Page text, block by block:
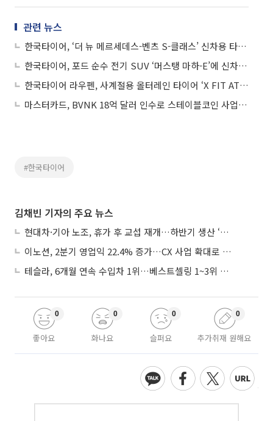
관련 뉴스
한국타이어, ‘더 뉴 메르세데스-벤츠 S-클래스’ 신차용 타이어 공급
한국타이어, 포드 순수 전기 SUV ‘머스탱 마하-E’에 신차용 타이어 공급
한국타이어 라우펜, 사계절용 올터레인 타이어 ‘X FIT AT2’ 북미 출시
마스터카드, BVNK 18억 달러 인수로 스테이블코인 사업 본격 확장
#한국타이어
김채빈 기자의 주요 뉴스
현대차·기아 노조, 휴가 후 교섭 재개…하반기 생산 ‘분수령’
이노션, 2분기 영업익 22.4% 증가…CX 사업 확대로 성장세 지속
테슬라, 6개월 연속 수입차 1위…베스트셀링 1~3위 싹쓸이
좋아요
0
화나요
0
슬퍼요
0
추가취재 원해요
0